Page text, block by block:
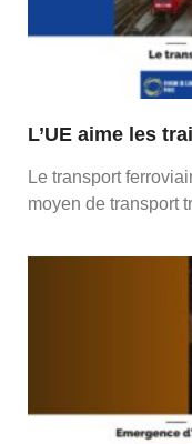
L’UE aime les
Le transport
moyen de transport